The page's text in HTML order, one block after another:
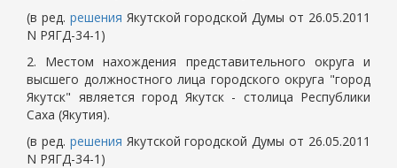
(в ред. решения Якутской городской Думы от 26.05.2011
N РЯГД-34-1)
2. Местом нахождения представительного округа и
высшего должностного лица городского округа "город
Якутск" является город Якутск - столица Республики
Саха (Якутия).
(в ред. решения Якутской городской Думы от 26.05.2011
N РЯГД-34-1)